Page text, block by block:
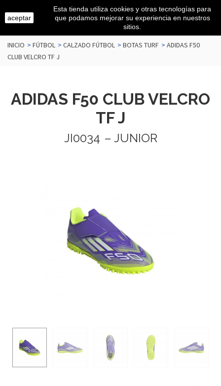
INICIO > FÚTBOL > CALZADO FÚTBOL > BOTAS TURF > ADIDAS F50
CLUB VELCRO TF J
ADIDAS F50 CLUB VELCRO
TF J
JI0034 – JUNIOR
aceptar
Esta tienda utiliza cookies y otras tecnologías para
que podamos mejorar su experiencia en nuestros
sitios.